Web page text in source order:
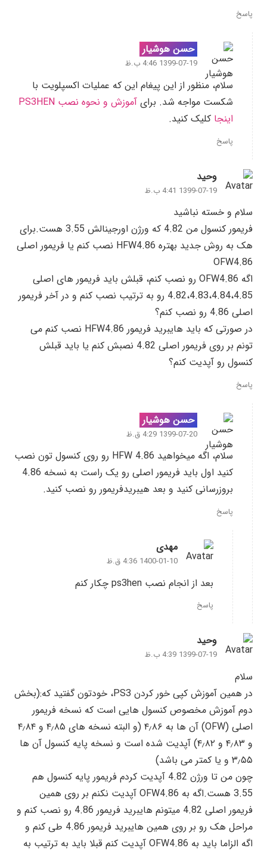
پاسخ
حسن هوشیار
1399-07-19 4:46 ب.ظ
سلام، منظور از این پیغام این که عملیات اکسپلویت با
شکست مواجه شد. برای
آموزش و نحوه نصب PS3HEN
اینجا کلیک کنید.
پاسخ
وحید
1399-07-19 4:41 ب.ظ
سلام و خسته نباشید
فریمور کنسول من 4.82 که ورژن اورجینالش 3.55 هست.برای
هک به روش جدید بهتره HFW4.86 نصب کنم یا فریمور اصلی
OFW4.86
اگه OFW4.86 رو نصب کنم، قبلش باید فریمور های اصلی
4.82،4.83،4.84،4.85 رو به ترتیب نصب کنم و در آخر فریمور
اصلی 4.86 رو نصب کنم؟
در صورتی که باید هایبرید فریمور HFW4.86 نصب کنم می
تونم بر روی فریمور اصلی 4.82 نصبش کنم یا باید قبلش
کنسول رو آپدیت کنم؟
پاسخ
حسن هوشیار
1399-07-20 4:29 ق.ظ
سلام، اگه میخواهید HFW 4.86 رو روی کنسول تون نصب
کنید اول باید فریمور اصلی رو یک راست به نسخه 4.86
بروزرسانی کنید و بعد هیبریدفریمور رو نصب کنید.
پاسخ
مهدی
1400-01-10 4:36 ق.ظ
بعد از انجام نصب ps3hen چکار کنم
پاسخ
وحید
1399-07-19 4:39 ب.ظ
سلام
در همین آموزش کپی خور کردن PS3، خودتون گفتید که:(بخش
دوم آموزش مخصوص کنسول هایی است که نسخه فریمور
اصلی (OFW) آن ها به ۴٫۸۶ (و البته نسخه های ۴٫۸۵ و ۴٫۸۴
و ۴٫۸۳ و ۴٫۸۲) آپدیت شده است و نسخه پایه کنسول آن ها
۳٫۵۵ و یا کمتر می باشد)
چون من تا ورژن 4.82 آپدیت کردم فریمور پایه کنسول هم
3.55 هست.اگه به OFW4.86 آپدیت نکنم بر روی همین
فریمور اصلی 4.82 میتونم هایبرید فریمور 4.86 رو نصب کنم و
مراحل هک رو بر روی همین هایبرید فریمور 4.86 طی کنم و
اگه الزاما باید به OFW4.86 آپدیت کنم قبلا باید به ترتیب به